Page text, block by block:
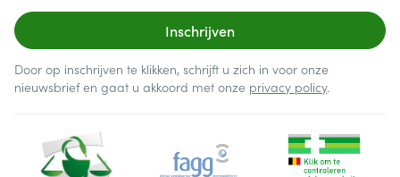
Inschrijven
Door op inschrijven te klikken, schrijft u zich in voor onze
nieuwsbrief en gaat u akkoord met onze privacy policy.